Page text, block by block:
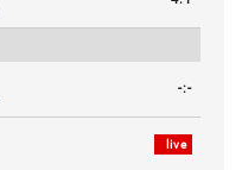
-:-
live